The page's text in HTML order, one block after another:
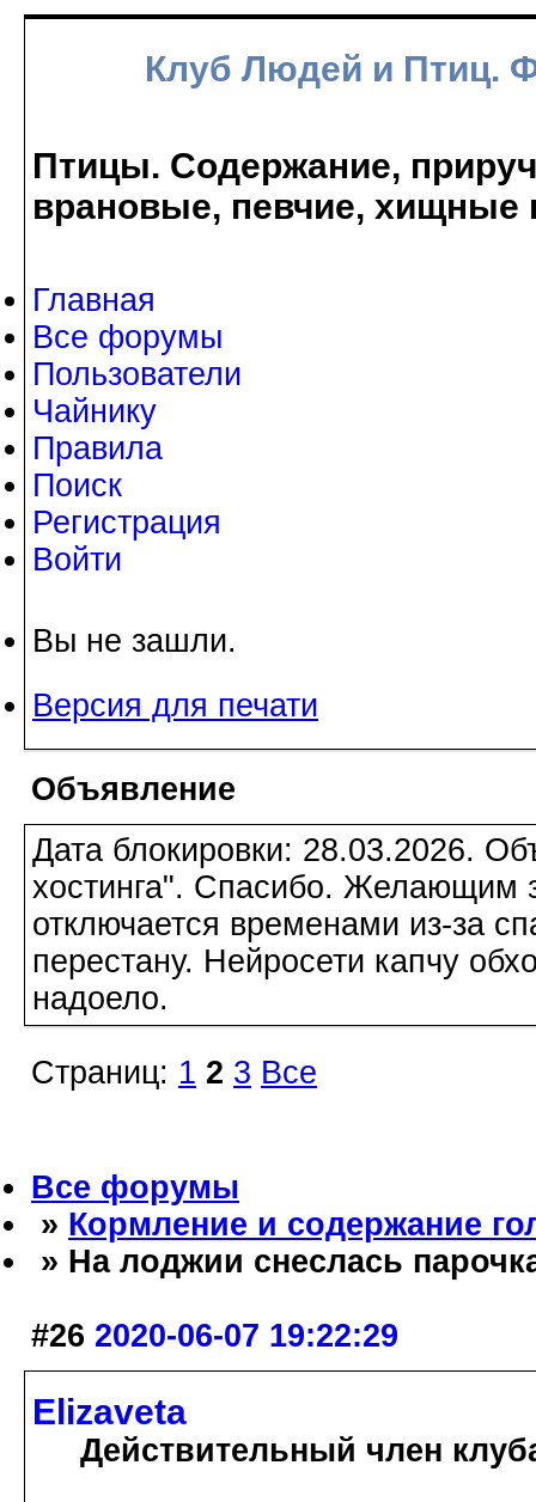
Клуб Людей и Птиц.
Птицы. Содержание,
врановые, певчие, хищные
Главная
Все форумы
Пользователи
Чайнику
Правила
Поиск
Регистрация
Войти
Вы не зашли.
Версия для печати
Объявление
Дата блокировки: 28.03.2026.
хостинга". Спасибо. Желающим
отключается временами из-за
перестану. Нейросети капчу
надоело.
Страниц: 1 2 3 Все
Все форумы
» Кормление и содержание
» На лоджии снеслась
#26 2020-06-07 19:22:29
Elizaveta
Действительный член